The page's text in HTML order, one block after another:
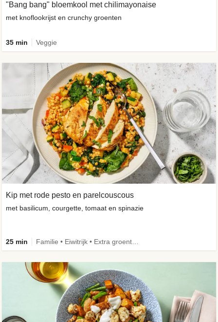
"Bang bang" bloemkool met chilimayonaise
met knoflookrijst en crunchy groenten
35 min Veggie
Kip met rode pesto en parelcouscous
met basilicum, courgette, tomaat en spinazie
25 min